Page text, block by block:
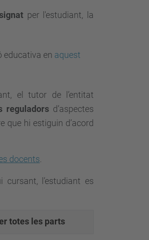
per l'estudiant, la
educativa en aquest
el tutor de l’entitat
reguladors d’aspectes
que hi estiguin d’acord
docents
l’estudiant es
totes les parts